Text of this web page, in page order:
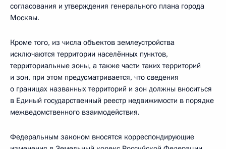
согласования и утверждения генерального плана города
Москвы.
Кроме того, из числа объектов землеустройства
исключаются территории населённых пунктов,
территориальные зоны, а также части таких территорий
и зон, при этом предусматривается, что сведения
о границах названных территорий и зон должны вноситься
в Единый государственный реестр недвижимости в порядке
межведомственного взаимодействия.
Федеральным законом вносятся корреспондирующие